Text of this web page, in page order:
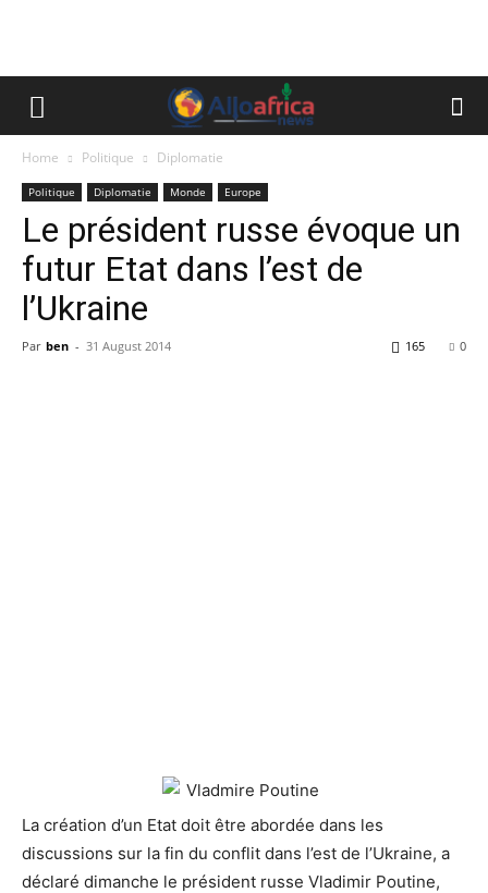
Home Politique Diplomatie
Politique Diplomatie Monde Europe
Le président russe évoque un
futur Etat dans l’est de
l’Ukraine
Par ben - 31 August 2014 0
165
La création d’un Etat doit être abordée dans les
discussions sur la fin du conflit dans l’est de l’Ukraine, a
déclaré dimanche le président russe Vladimir Poutine,